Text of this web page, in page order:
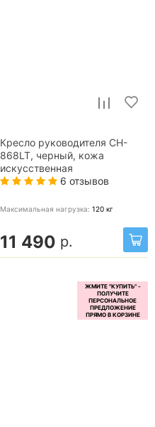
Кресло руководителя CH-
868LT, черный, кожа
искусственная
6 отзывов
Максимальная нагрузка: 120 кг
11 490 р.